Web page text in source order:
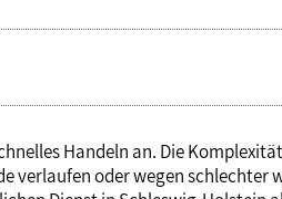
& SERVICE
Handeln an. Die
verlaufen oder wegen